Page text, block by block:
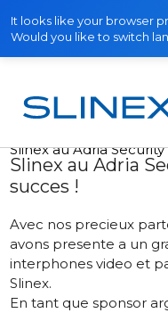
It looks like your browser
Would you like to switch
Accueil Actualités
Slinex au Adria
Slinex au Adria
succes !
Avec nos precieux
avons presente a un
interphones video et
Slinex.
En tant que sponsor